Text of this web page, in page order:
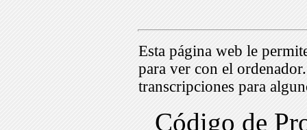
Esta página web le
para ver con el
transcripciones para
Código de